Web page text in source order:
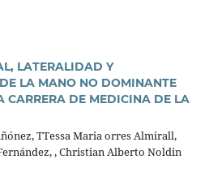
LATERALIDAD Y
LA MANO NO DOMINANTE
CARRERA DE MEDICINA DE LA
TTessa Maria orres Almirall,
, Christian Alberto Noldin